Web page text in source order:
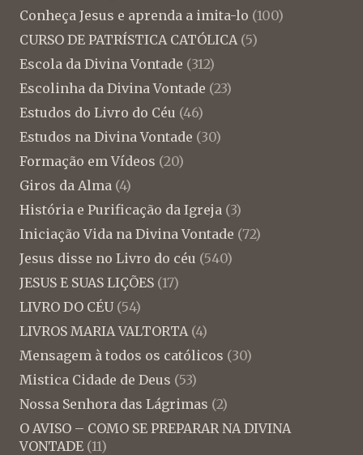
Conheça Jesus e aprenda a imita-lo (100)
CURSO DE PATRÍSTICA CATÓLICA (5)
Escola da Divina Vontade (312)
Escolinha da Divina Vontade (23)
Estudos do Livro do Céu (46)
Estudos na Divina Vontade (30)
Formação em Vídeos (20)
Giros da Alma (4)
História e Purificação da Igreja (3)
Iniciação Vida na Divina Vontade (72)
Jesus disse no Livro do céu (540)
JESUS E SUAS LIÇÕES (17)
LIVRO DO CÉU (54)
LIVROS MARIA VALTORTA (4)
Mensagem à todos os católicos (30)
Mistica Cidade de Deus (53)
Nossa Senhora das Lágrimas (2)
O AVISO – COMO SE PREPARAR NA DIVINA
VONTADE (11)